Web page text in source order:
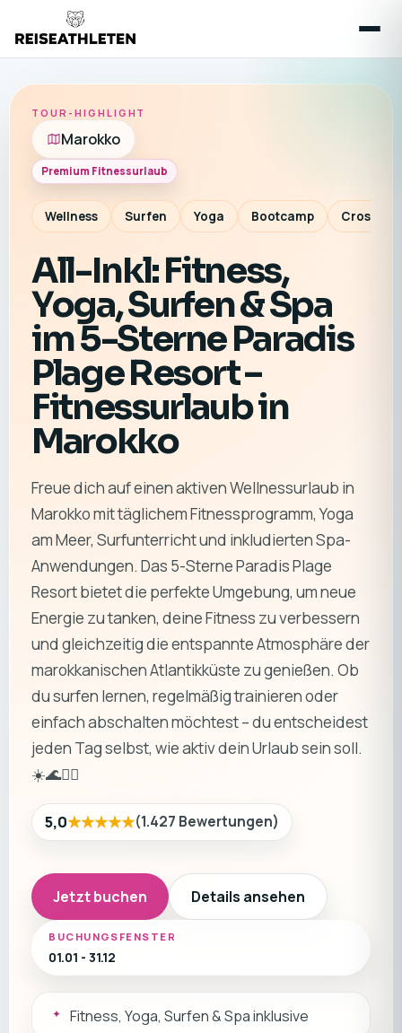
TOUR-HIGHLIGHT
Marokko
Premium Fitnessurlaub
Wellness Surfen Yoga Bootcamp
All-Inkl: Fitness,
Yoga, Surfen & Spa
im 5-Sterne Paradis
Plage Resort –
Fitnessurlaub in
Marokko
Freue dich auf einen aktiven Wellnessurlaub in
Marokko mit täglichem Fitnessprogramm, Yoga
am Meer, Surfunterricht und inkludierten Spa-
Anwendungen. Das 5-Sterne Paradis Plage
Resort bietet die perfekte Umgebung, um neue
Energie zu tanken, deine Fitness zu verbessern
und gleichzeitig die entspannte Atmosphäre der
marokkanischen Atlantikküste zu genießen. Ob
du surfen lernen, regelmäßig trainieren oder
einfach abschalten möchtest – du entscheidest
jeden Tag selbst, wie aktiv dein Urlaub sein soll.
☀️🌊🏄‍♂️
5,0★★★★★(1.427 Bewertungen)
Jetzt buchen Details ansehen
BUCHUNGSFENSTER
01.01 - 31.12
Fitness, Yoga, Surfen & Spa inklusive